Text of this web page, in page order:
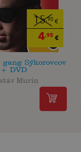
15,90€
4,95€
Sýkorovcov
+ DVD
Murín